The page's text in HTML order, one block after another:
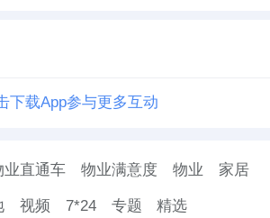
下载App参与更多互动
业直通车 物业满意度 物业 家居
视频 7*24 专题 精选